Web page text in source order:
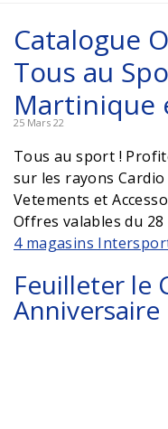
Catalogue
Tous au
Martinique
25 Mars 22
Tous au sport !
sur les rayons
Vetements et
Offres valables du
4 magasins
Feuilleter le
Anniversaire